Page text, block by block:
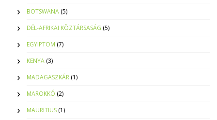
BOTSWANA (5)
DÉL-AFRIKAI KÖZTÁRSASÁG (5)
EGYIPTOM (7)
KENYA (3)
MADAGASZKÁR (1)
MAROKKÓ (2)
MAURITIUS (1)